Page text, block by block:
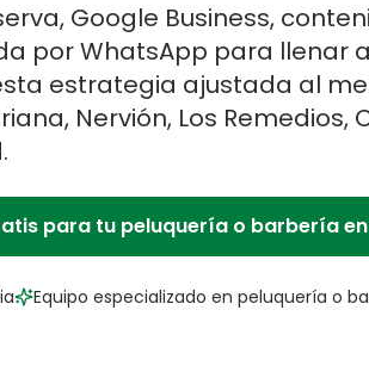
Google Business,
por WhatsApp para llenar
estrategia ajustada al
Nervión, Los Remedios,
para tu peluquería o barberíaen
Equipo especializado en peluquería o